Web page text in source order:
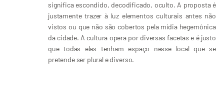
significa escondido, decodificado, oculto. A proposta é
justamente trazer à luz elementos culturais antes não
vistos ou que não são cobertos pela mídia hegemônica
da cidade. A cultura opera por diversas facetas e é justo
que todas elas tenham espaço nesse local que se
pretende ser plural e diverso.